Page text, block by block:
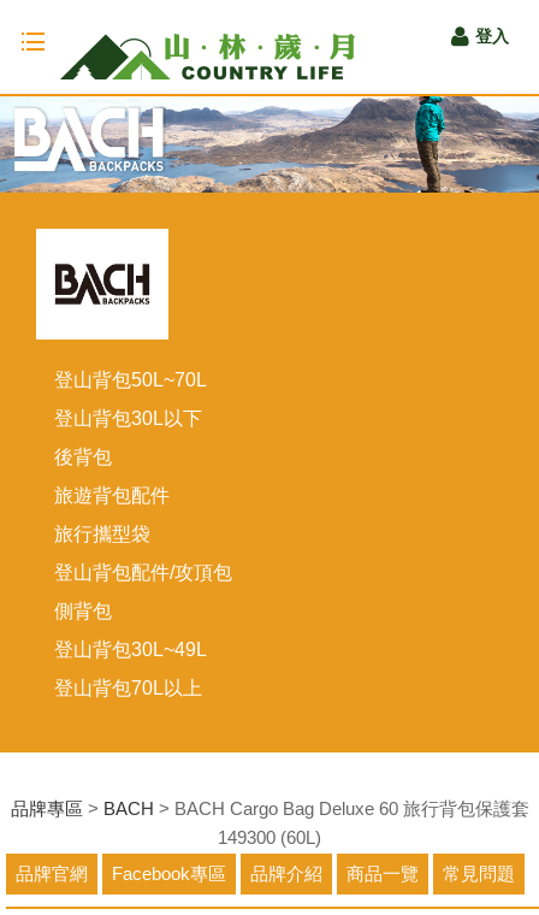
Toggle
navigation
登入
登山背包50L~70L
登山背包30L以下
後背包
旅遊背包配件
旅行攜型袋
登山背包配件/攻頂包
側背包
登山背包30L~49L
登山背包70L以上
品牌專區 > BACH > BACH Cargo Bag Deluxe 60 旅行背包保護套
149300 (60L)
品牌官網
Facebook專區 品牌介紹 商品一覽 常見問題